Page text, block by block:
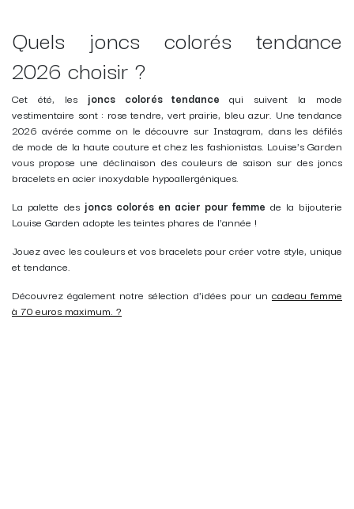
Quels joncs colorés tendance
2026 choisir ?
Cet été, les joncs colorés tendancequi suivent la mode
vestimentaire sont : rose tendre, vert prairie, bleu azur. Une tendance
2026 avérée comme on le découvre sur Instagram, dans les défilés
de mode de la haute couture et chez les fashionistas. Louise's Garden
vous propose une déclinaison des couleurs de saison sur des joncs
bracelets en acier inoxydable hypoallergéniques.
La palette des joncs colorés en acier pour femme de la bijouterie
Louise Garden adopte les teintes phares de l'année !
Jouez avec les couleurs et vos bracelets pour créer votre style, unique
et tendance.
Découvrez également notre sélection d'idées pour un cadeau femme
à 70 euros maximum. ?